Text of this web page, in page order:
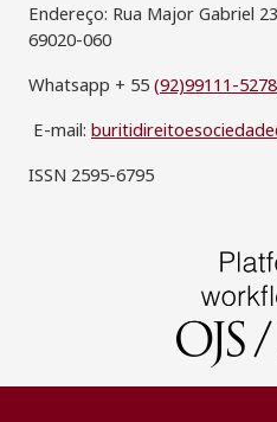
Endereço: Rua Major Gabriel
69020-060
Whatsapp + 55 (92)99111-5278
E-mail:
ISSN 2595-6795